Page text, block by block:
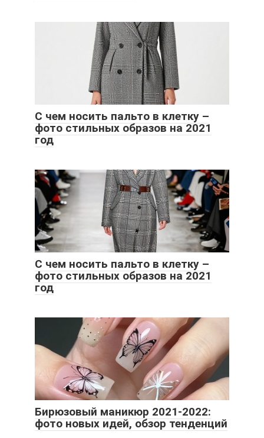
С чем носить пальто в клетку –
фото стильных образов на 2021
год
С чем носить пальто в клетку –
фото стильных образов на 2021
год
Бирюзовый маникюр 2021-2022:
фото новых идей, обзор тенденций